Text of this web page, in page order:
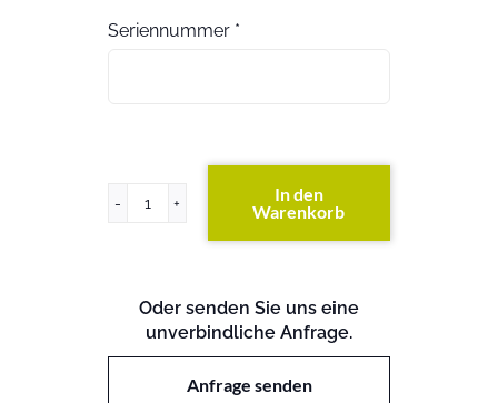
Seriennummer *
ETERNUS
DX5/600
(exkl.
Festplatten)
Menge
In den
Warenkorb
Oder senden Sie uns eine
unverbindliche Anfrage.
Anfrage senden